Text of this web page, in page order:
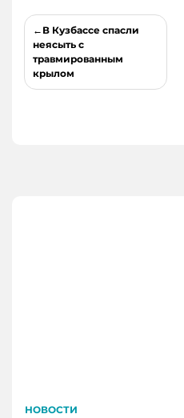
Навигация
по
записям
В Кузбассе спасли
неясыть с
травмированным
крылом
НОВОСТИ